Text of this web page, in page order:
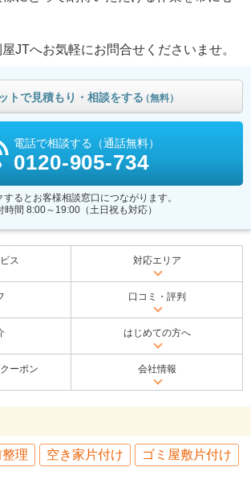
JTへお気軽にお問合せくださいませ。
トで見積もり・相談をする（無料）
電話で相談する（通話無料）
0120-905-734
するとお客様相談窓口につながります。
時間 8:00～19:00（土日祝も対応）
ス 対応エリア
口コミ・評判
はじめての方へ
ーポン 会社情報
理 空き家片付け
ゴミ屋敷片付け